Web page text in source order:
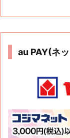
au PAY(ネ